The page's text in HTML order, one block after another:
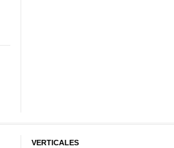
VERTICALES